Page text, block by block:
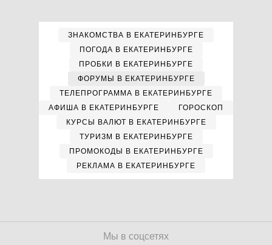
ЗНАКОМСТВА В ЕКАТЕРИНБУРГЕ
ПОГОДА В ЕКАТЕРИНБУРГЕ
ПРОБКИ В ЕКАТЕРИНБУРГЕ
ФОРУМЫ В ЕКАТЕРИНБУРГЕ
ТЕЛЕПРОГРАММА В ЕКАТЕРИНБУРГЕ
АФИША В ЕКАТЕРИНБУРГЕ
ГОРОСКОП
КУРСЫ ВАЛЮТ В ЕКАТЕРИНБУРГЕ
ТУРИЗМ В ЕКАТЕРИНБУРГЕ
ПРОМОКОДЫ В ЕКАТЕРИНБУРГЕ
РЕКЛАМА В ЕКАТЕРИНБУРГЕ
Мы в соцсетях